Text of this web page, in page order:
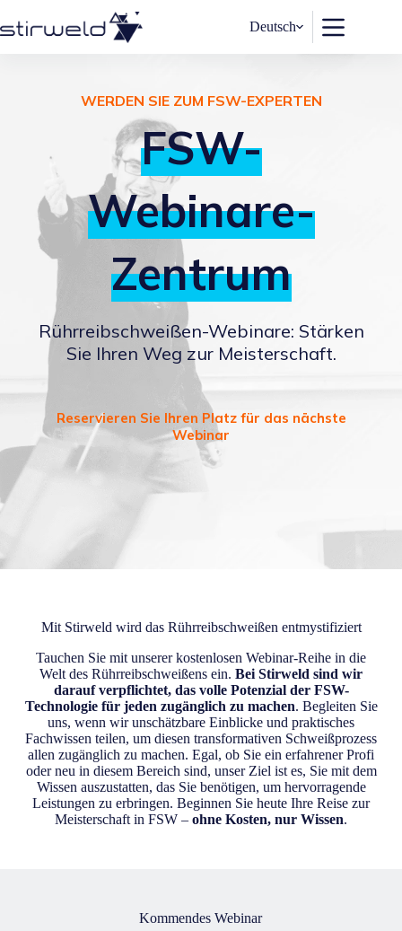
Inhalt
springen
Deutsch
WERDEN SIE ZUM FSW-EXPERTEN
FSW-
Webinare-
Zentrum
Rührreibschweißen-Webinare: Stärken
Sie Ihren Weg zur Meisterschaft.
Reservieren Sie Ihren Platz für das nächste
Webinar
Mit Stirweld wird das Rührreibschweißen entmystifiziert
Tauchen Sie mit unserer kostenlosen Webinar-Reihe in die
Welt des Rührreibschweißens ein. Bei Stirweld sind wir
darauf verpflichtet, das volle Potenzial der FSW-
Technologie für jeden zugänglich zu machen. Begleiten Sie
uns, wenn wir unschätzbare Einblicke und praktisches
Fachwissen teilen, um diesen transformativen Schweißprozess
allen zugänglich zu machen. Egal, ob Sie ein erfahrener Profi
oder neu in diesem Bereich sind, unser Ziel ist es, Sie mit dem
Wissen auszustatten, das Sie benötigen, um hervorragende
Leistungen zu erbringen. Beginnen Sie heute Ihre Reise zur
Meisterschaft in FSW – ohne Kosten, nur Wissen.
Kommendes Webinar